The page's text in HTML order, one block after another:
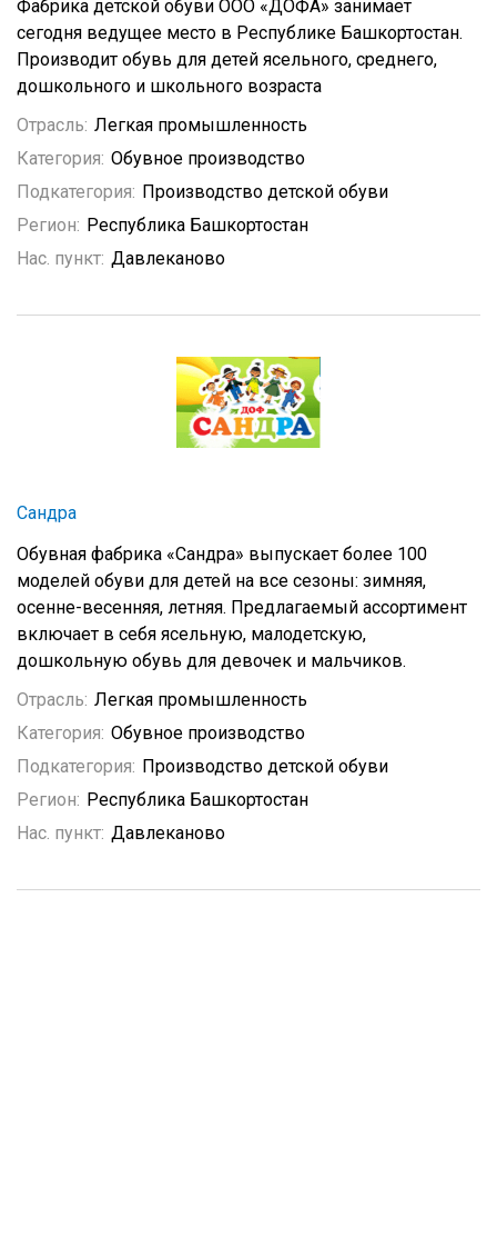
Фабрика детской обуви ООО «ДОФА» занимает
сегодня ведущее место в Республике Башкортостан.
Производит обувь для детей ясельного, среднего,
дошкольного и школьного возраста
Отрасль: Легкая промышленность
Категория: Обувное производство
Подкатегория: Производство детской обуви
Регион: Республика Башкортостан
Нас. пункт: Давлеканово
Сандра
Обувная фабрика «Сандра» выпускает более 100
моделей обуви для детей на все сезоны: зимняя,
осенне-весенняя, летняя. Предлагаемый ассортимент
включает в себя ясельную, малодетскую,
дошкольную обувь для девочек и мальчиков.
Отрасль: Легкая промышленность
Категория: Обувное производство
Подкатегория: Производство детской обуви
Регион: Республика Башкортостан
Нас. пункт: Давлеканово